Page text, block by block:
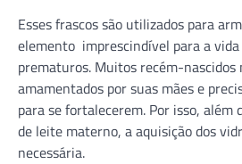
Esses frascos são utilizados para
elemento imprescindível para a vida
prematuros. Muitos recém-nascidos
amamentados por suas mães e
para se fortalecerem. Por isso, além
de leite materno, a aquisição dos
necessária.